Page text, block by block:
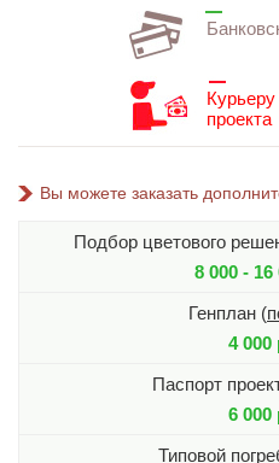
проекта
Вы можете заказать
Подбор цветового
8 000 - 16
Генплан (
4 000
Паспорт
6 000
Типовой